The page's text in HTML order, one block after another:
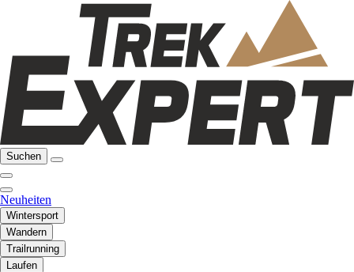
Suchen
Neuheiten
Wintersport
Wandern
Trailrunning
Laufen